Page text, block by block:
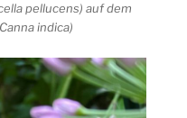
pellucens) auf dem
indica)